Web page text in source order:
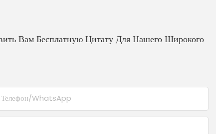
Вам Бесплатную Цитату Для Нашего Широкого
Телефон/WhatsApp